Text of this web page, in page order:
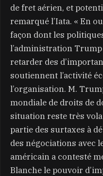
de fret aérien, et
remarqué l’Iata. « En
façon dont les
l’administration
retarder des
soutiennent l’activité
l’organisation. M.
mondiale de droits de
situation reste très
partie des surtaxes à
des négociations avec
américain a contesté
Blanche le pouvoir